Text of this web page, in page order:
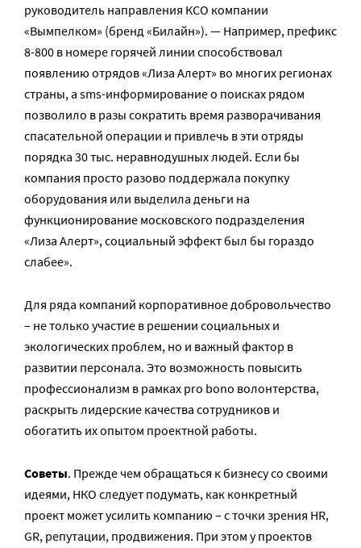
руководитель направления КСО компании
«Вымпелком» (бренд «Билайн»). — Например, префикс
8-800 в номере горячей линии способствовал
появлению отрядов «Лиза Алерт» во многих регионах
страны, а sms-информирование о поисках рядом
позволило в разы сократить время разворачивания
спасательной операции и привлечь в эти отряды
порядка 30 тыс. неравнодушных людей. Если бы
компания просто разово поддержала покупку
оборудования или выделила деньги на
функционирование московского подразделения
«Лиза Алерт», социальный эффект был бы гораздо
слабее».
Для ряда компаний корпоративное добровольчество
– не только участие в решении социальных и
экологических проблем, но и важный фактор в
развитии персонала. Это возможность повысить
профессионализм в рамках pro bono волонтерства,
раскрыть лидерские качества сотрудников и
обогатить их опытом проектной работы.
Советы. Прежде чем обращаться к бизнесу со своими
идеями, НКО следует подумать, как конкретный
проект может усилить компанию – с точки зрения HR,
GR, репутации, продвижения. При этом у проектов